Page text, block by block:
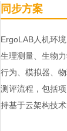
同步方案
ErgoLAB人机环
生理测量、生物
行为、模拟器、
测评流程，包括
持基于云架构技